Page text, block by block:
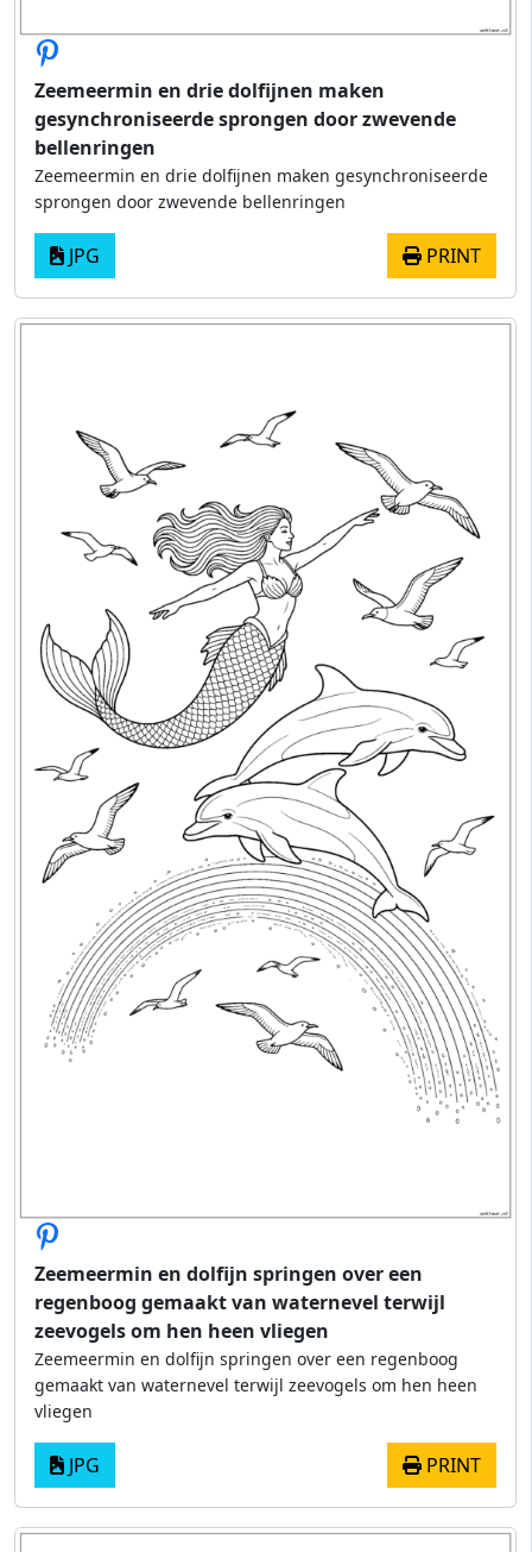
Zeemeermin en drie dolfijnen maken
gesynchroniseerde sprongen door zwevende
bellenringen
Zeemeermin en drie dolfijnen maken gesynchroniseerde
sprongen door zwevende bellenringen
JPG PRINT
Zeemeermin en dolfijn springen over een
regenboog gemaakt van waternevel terwijl
zeevogels om hen heen vliegen
Zeemeermin en dolfijn springen over een regenboog
gemaakt van waternevel terwijl zeevogels om hen heen
vliegen
JPG PRINT